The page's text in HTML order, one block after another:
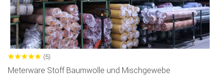
(5)
Meterware Stoff Baumwolle und Mischgewebe